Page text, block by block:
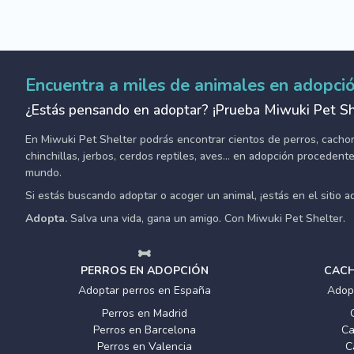
Encuentra a miles de animales en
¿Estás pensando en adoptar? ¡Prueba Miwuki Pet
En Miwuki Pet Shelter podrás encontrar cientos de perros,
chinchillas, jerbos, cerdos reptiles, aves... en adopción
mundo.
Si estás buscando adoptar o acoger un animal, ¡estás en el sitio
Adopta. Salva una vida, gana un amigo. Con Miwuki Pet Shelter.
PERROS EN ADOPCIÓN
Adoptar perros en España
Perros en Madrid
Perros en Barcelona
Perros en Valencia